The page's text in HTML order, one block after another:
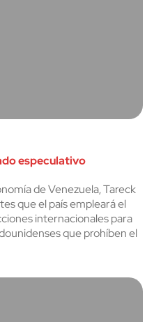
especulativo
de Venezuela, Tareck
que el país empleará el
internacionales para
que prohíben el